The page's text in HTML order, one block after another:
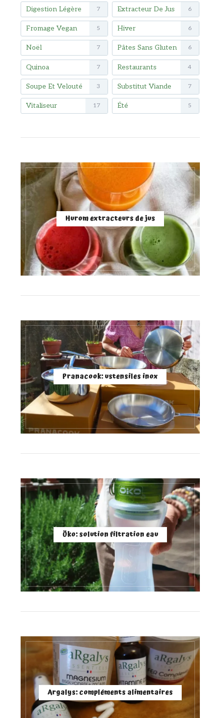
Digestion Légère 7 Extracteur De Jus 6
Fromage Vegan 5 Hiver 6
Noël 7 Pâtes Sans Gluten 6
Quinoa 7 Restaurants 4
Soupe Et Velouté 3 Substitut Viande 7
Vitaliseur 17 Été 5
Hurom extracteurs de jus
Pranacook: ustensiles inox
Öko: solution filtration eau
Argalys: compléments alimentaires